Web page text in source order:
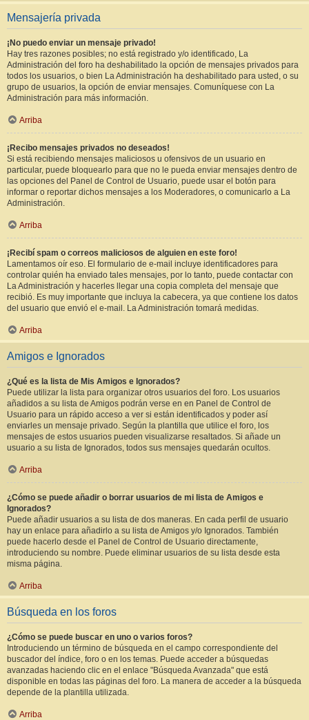
Mensajería privada
¡No puedo enviar un mensaje privado!
Hay tres razones posibles; no está registrado y/o identificado, La
Administración del foro ha deshabilitado la opción de mensajes privados para
todos los usuarios, o bien La Administración ha deshabilitado para usted, o su
grupo de usuarios, la opción de enviar mensajes. Comuníquese con La
Administración para más información.
Arriba
¡Recibo mensajes privados no deseados!
Si está recibiendo mensajes maliciosos u ofensivos de un usuario en
particular, puede bloquearlo para que no le pueda enviar mensajes dentro de
las opciones del Panel de Control de Usuario, puede usar el botón para
informar o reportar dichos mensajes a los Moderadores, o comunicarlo a La
Administración.
Arriba
¡Recibí spam o correos maliciosos de alguien en este foro!
Lamentamos oír eso. El formulario de e-mail incluye identificadores para
controlar quién ha enviado tales mensajes, por lo tanto, puede contactar con
La Administración y hacerles llegar una copia completa del mensaje que
recibió. Es muy importante que incluya la cabecera, ya que contiene los datos
del usuario que envió el e-mail. La Administración tomará medidas.
Arriba
Amigos e Ignorados
¿Qué es la lista de Mis Amigos e Ignorados?
Puede utilizar la lista para organizar otros usuarios del foro. Los usuarios
añadidos a su lista de Amigos podrán verse en en Panel de Control de
Usuario para un rápido acceso a ver si están identificados y poder así
enviarles un mensaje privado. Según la plantilla que utilice el foro, los
mensajes de estos usuarios pueden visualizarse resaltados. Si añade un
usuario a su lista de Ignorados, todos sus mensajes quedarán ocultos.
Arriba
¿Cómo se puede añadir o borrar usuarios de mi lista de Amigos e
Ignorados?
Puede añadir usuarios a su lista de dos maneras. En cada perfil de usuario
hay un enlace para añadirlo a su lista de Amigos y/o Ignorados. También
puede hacerlo desde el Panel de Control de Usuario directamente,
introduciendo su nombre. Puede eliminar usuarios de su lista desde esta
misma página.
Arriba
Búsqueda en los foros
¿Cómo se puede buscar en uno o varios foros?
Introduciendo un término de búsqueda en el campo correspondiente del
buscador del índice, foro o en los temas. Puede acceder a búsquedas
avanzadas haciendo clic en el enlace "Búsqueda Avanzada" que está
disponible en todas las páginas del foro. La manera de acceder a la búsqueda
depende de la plantilla utilizada.
Arriba